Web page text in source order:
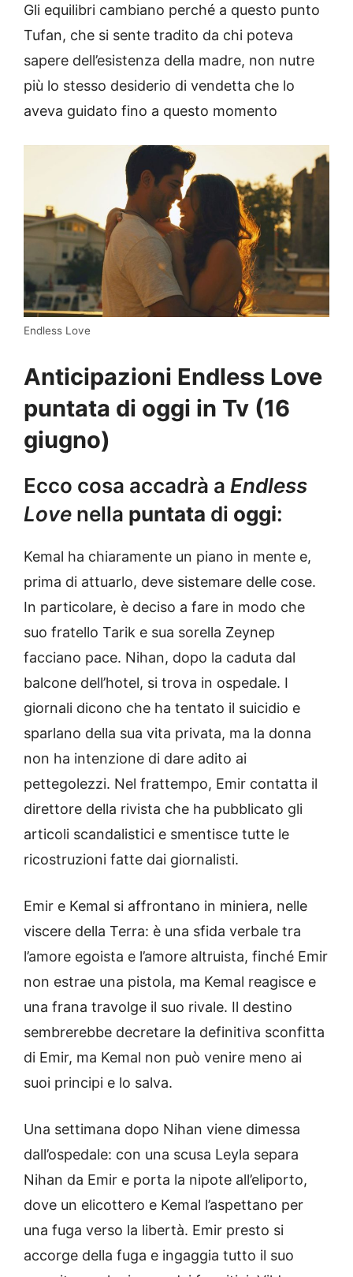
Gli equilibri cambiano perché a questo punto
Tufan, che si sente tradito da chi poteva
sapere dell’esistenza della madre, non nutre
più lo stesso desiderio di vendetta che lo
aveva guidato fino a questo momento
Endless Love
Anticipazioni Endless Love
puntata di oggi in Tv (16
giugno)
Ecco cosa accadrà a Endless
Love nella puntata di oggi:
Kemal ha chiaramente un piano in mente e,
prima di attuarlo, deve sistemare delle cose.
In particolare, è deciso a fare in modo che
suo fratello Tarik e sua sorella Zeynep
facciano pace. Nihan, dopo la caduta dal
balcone dell’hotel, si trova in ospedale. I
giornali dicono che ha tentato il suicidio e
sparlano della sua vita privata, ma la donna
non ha intenzione di dare adito ai
pettegolezzi. Nel frattempo, Emir contatta il
direttore della rivista che ha pubblicato gli
articoli scandalistici e smentisce tutte le
ricostruzioni fatte dai giornalisti.
Emir e Kemal si affrontano in miniera, nelle
viscere della Terra: è una sfida verbale tra
l’amore egoista e l’amore altruista, finché Emir
non estrae una pistola, ma Kemal reagisce e
una frana travolge il suo rivale. Il destino
sembrerebbe decretare la definitiva sconfitta
di Emir, ma Kemal non può venire meno ai
suoi principi e lo salva.
Una settimana dopo Nihan viene dimessa
dall’ospedale: con una scusa Leyla separa
Nihan da Emir e porta la nipote all’eliporto,
dove un elicottero e Kemal l’aspettano per
una fuga verso la libertà. Emir presto si
accorge della fuga e ingaggia tutto il suo